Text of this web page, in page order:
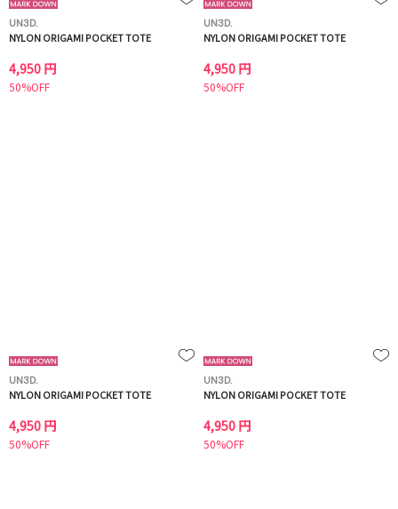
UN3D.
NYLON ORIGAMI POCKET TOTE
4,950 円
50%OFF
UN3D.
NYLON ORIGAMI POCKET TOTE
4,950 円
50%OFF
UN3D.
NYLON ORIGAMI POCKET TOTE
4,950 円
50%OFF
UN3D.
NYLON ORIGAMI POCKET TOTE
4,950 円
50%OFF